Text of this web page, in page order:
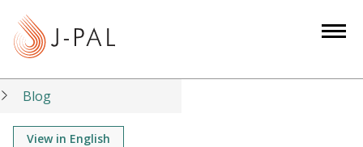
t
Blog
View in English